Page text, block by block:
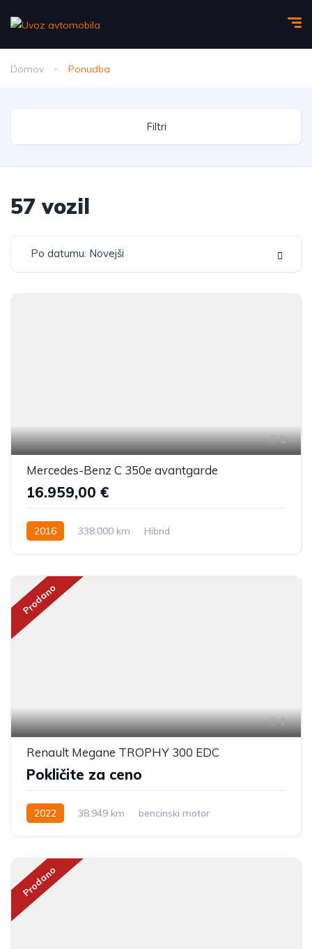
Domov Ponudba
Filtri
57 vozil
Po datumu: Novejši
1
Mercedes-Benz C 350e avantgarde
16.959,00 €
2016 338.000 km Hibrid
Prodano
1
Renault Megane TROPHY 300 EDC
Pokličite za ceno
2022 38.949 km bencinski motor
Prodano